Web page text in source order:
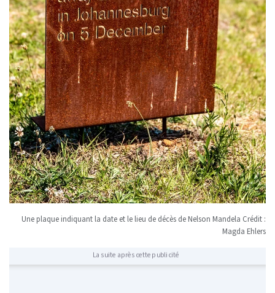
Une plaque indiquant la date et le lieu de décès de Nelson Mandela Crédit :
Magda Ehlers
La suite après cette publicité